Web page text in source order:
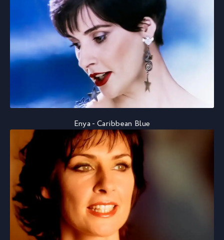
Enya - Caribbean Blue